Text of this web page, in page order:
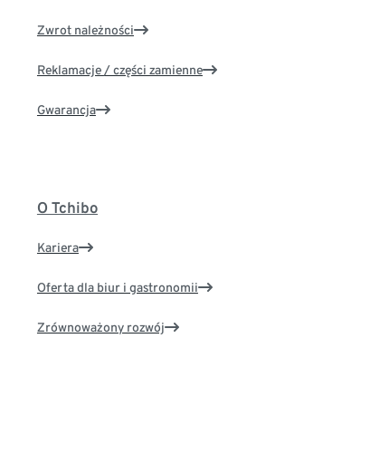
Zwrot należności
Reklamacje / części zamienne
Gwarancja
O Tchibo
Kariera
Oferta dla biur i gastronomii
Zrównoważony rozwój